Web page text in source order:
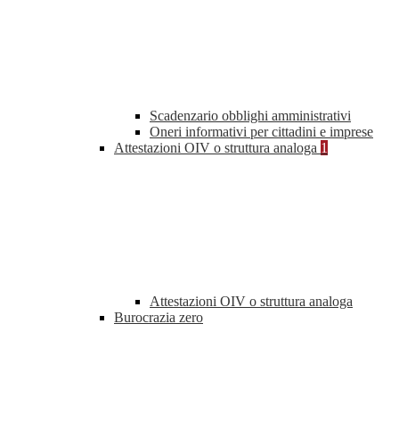
Scadenzario obblighi amministrativi
Oneri informativi per cittadini e imprese
Attestazioni OIV o struttura analoga 1
Attestazioni OIV o struttura analoga
Burocrazia zero